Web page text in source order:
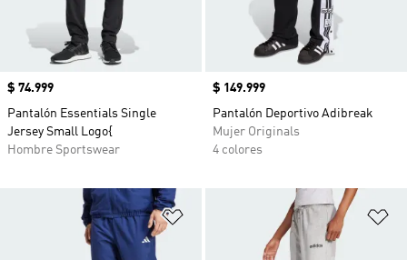
Precio
$ 74.999
Pantalón Essentials Single
Jersey Small Logo{
Hombre Sportswear
Precio
$ 149.999
Pantalón Deportivo Adibreak
Mujer Originals
4 colores
Añadir a la lista de deseos